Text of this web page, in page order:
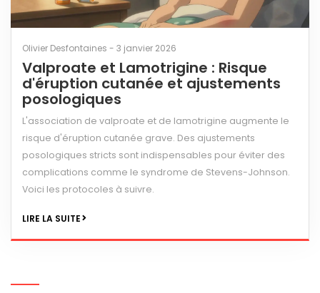
Olivier Desfontaines - 3 janvier 2026
Valproate et Lamotrigine : Risque
d'éruption cutanée et ajustements
posologiques
L'association de valproate et de lamotrigine augmente le
risque d'éruption cutanée grave. Des ajustements
posologiques stricts sont indispensables pour éviter des
complications comme le syndrome de Stevens-Johnson.
Voici les protocoles à suivre.
LIRE LA SUITE